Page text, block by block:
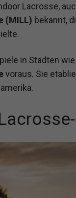
Lacrosse,
(MILL) bekannt,
in Städten
voraus. Sie